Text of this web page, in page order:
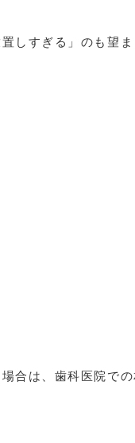
しすぎる」のも望
合は、歯科医院での